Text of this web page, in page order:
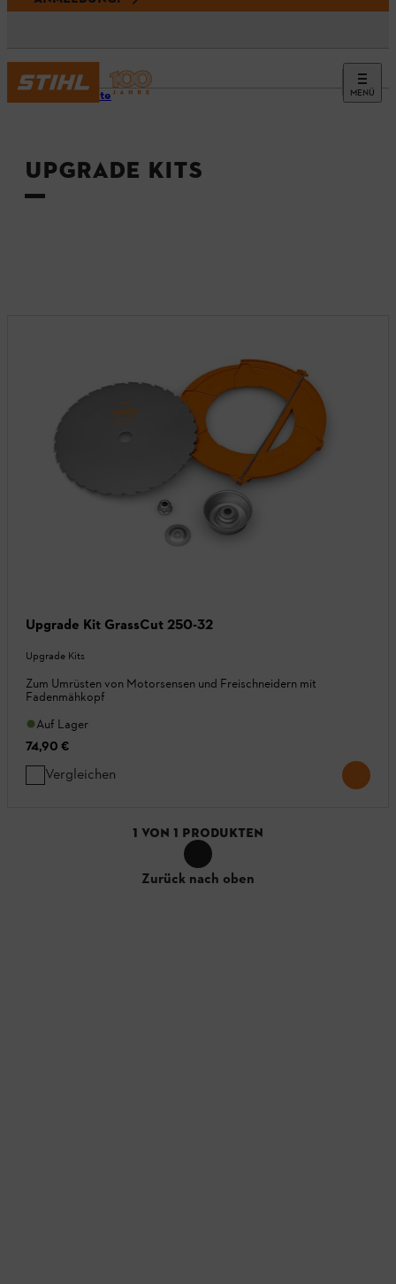
MENÜ
Startseite
UPGRADE KITS
Upgrade Kit GrassCut 250-32
Upgrade Kits
Zum Umrüsten von Motorsensen und Freischneidern mit
Fadenmähkopf
Auf Lager
74,90 €
Vergleichen
1 VON 1 PRODUKTEN
Zurück nach oben